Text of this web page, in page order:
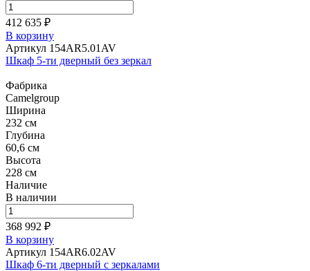
412 635 ₽
В корзину
Артикул 154AR5.01AV
Шкаф 5-ти дверный без зеркал
Фабрика
Camelgroup
Ширина
232 см
Глубина
60,6 см
Высота
228 см
Наличие
В наличии
368 992 ₽
В корзину
Артикул 154AR6.02AV
Шкаф 6-ти дверный с зеркалами